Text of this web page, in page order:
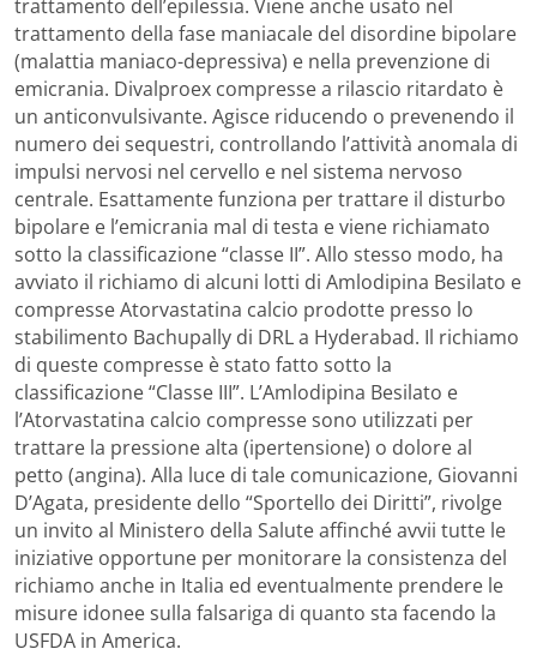
trattamento dell’epilessia. Viene anche usato nel
trattamento della fase maniacale del disordine bipolare
(malattia maniaco-depressiva) e nella prevenzione di
emicrania. Divalproex compresse a rilascio ritardato è
un anticonvulsivante. Agisce riducendo o prevenendo il
numero dei sequestri, controllando l’attività anomala di
impulsi nervosi nel cervello e nel sistema nervoso
centrale. Esattamente funziona per trattare il disturbo
bipolare e l’emicrania mal di testa e viene richiamato
sotto la classificazione “classe II”. Allo stesso modo, ha
avviato il richiamo di alcuni lotti di Amlodipina Besilato e
compresse Atorvastatina calcio prodotte presso lo
stabilimento Bachupally di DRL a Hyderabad. Il richiamo
di queste compresse è stato fatto sotto la
classificazione “Classe III”. L’Amlodipina Besilato e
l’Atorvastatina calcio compresse sono utilizzati per
trattare la pressione alta (ipertensione) o dolore al
petto (angina). Alla luce di tale comunicazione, Giovanni
D’Agata, presidente dello “Sportello dei Diritti”, rivolge
un invito al Ministero della Salute affinché avvii tutte le
iniziative opportune per monitorare la consistenza del
richiamo anche in Italia ed eventualmente prendere le
misure idonee sulla falsariga di quanto sta facendo la
USFDA in America.